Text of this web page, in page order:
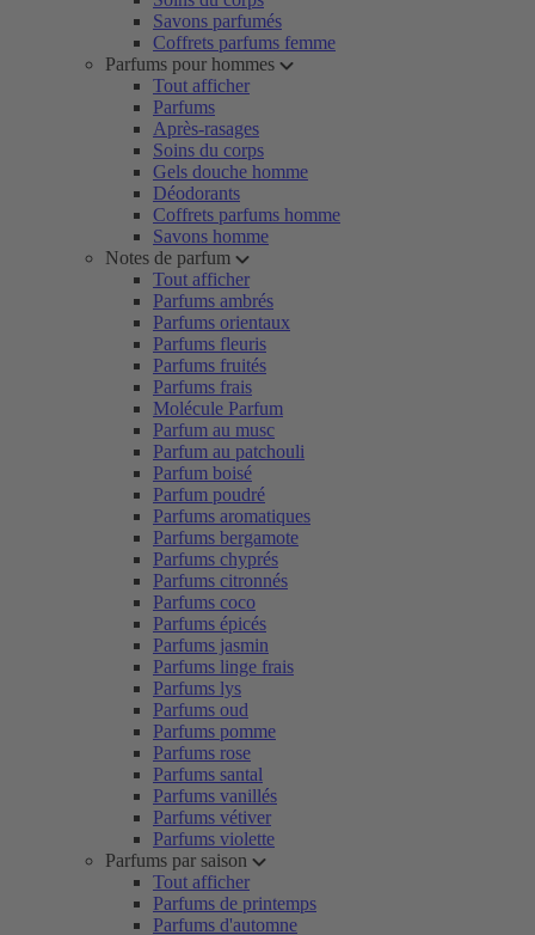
Savons parfumés
Coffrets parfums femme
Parfums pour hommes
Tout afficher
Parfums
Après-rasages
Soins du corps
Gels douche homme
Déodorants
Coffrets parfums homme
Savons homme
Notes de parfum
Tout afficher
Parfums ambrés
Parfums orientaux
Parfums fleuris
Parfums fruités
Parfums frais
Molécule Parfum
Parfum au musc
Parfum au patchouli
Parfum boisé
Parfum poudré
Parfums aromatiques
Parfums bergamote
Parfums chyprés
Parfums citronnés
Parfums coco
Parfums épicés
Parfums jasmin
Parfums linge frais
Parfums lys
Parfums oud
Parfums pomme
Parfums rose
Parfums santal
Parfums vanillés
Parfums vétiver
Parfums violette
Parfums par saison
Tout afficher
Parfums de printemps
Parfums d'automne